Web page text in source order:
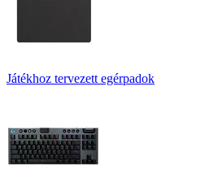
Játékhoz tervezett egérpadok